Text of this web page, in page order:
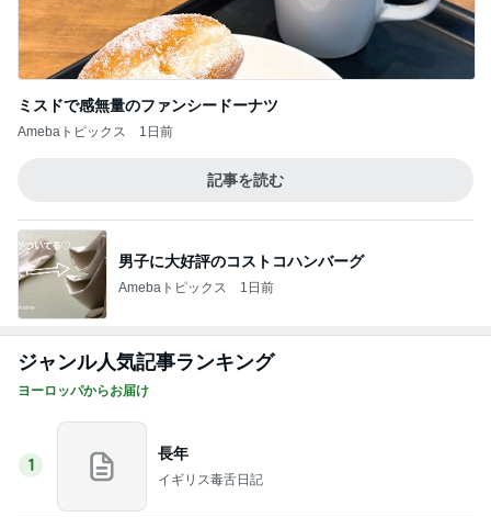
ミスドで感無量のファンシードーナツ
Amebaトピックス 1日前
記事を読む
男子に大好評のコストコハンバーグ
Amebaトピックス 1日前
ジャンル人気記事ランキング
ヨーロッパからお届け
1
長年
イギリス毒舌日記